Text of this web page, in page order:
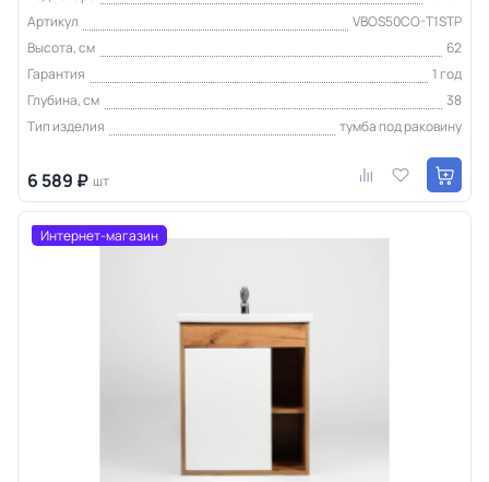
Артикул
VBOS50CO-T1STP
Высота, см
62
Гарантия
1 год
Глубина, см
38
Тип изделия
тумба под раковину
6 589 ₽ шт
Интернет-магазин